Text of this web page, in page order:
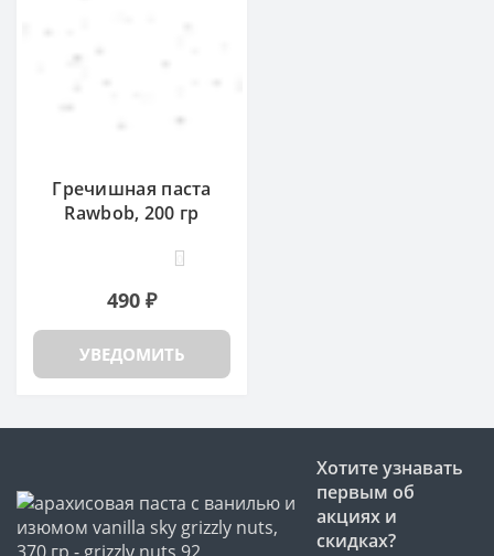
Гречишная паста
Rawbob, 200 гр
490 ₽
УВЕДОМИТЬ
Хотите узнавать
первым об
акциях и
скидках?